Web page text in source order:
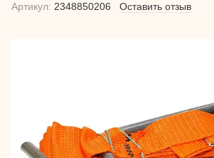
Артикул: 2348850206 Оставить отзыв